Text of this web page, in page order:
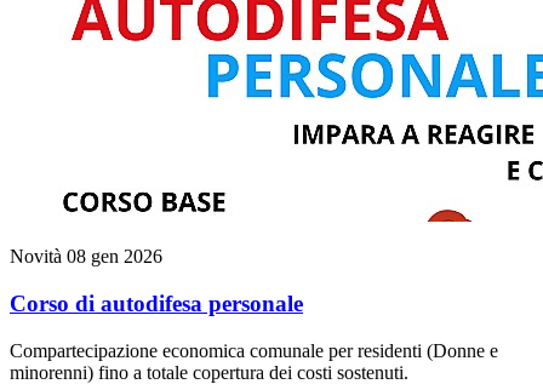
Novità 08 gen 2026
Corso di autodifesa personale
Compartecipazione economica comunale per residenti (Donne e
minorenni) fino a totale copertura dei costi sostenuti.